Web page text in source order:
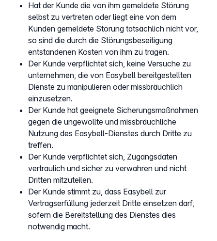
Hat der Kunde die von ihm gemeldete Störung
selbst zu vertreten oder liegt eine von dem
Kunden gemeldete Störung tatsächlich nicht vor,
so sind die durch die Störungsbeseitigung
entstandenen Kosten von ihm zu tragen.
Der Kunde verpflichtet sich, keine Versuche zu
unternehmen, die von Easybell bereitgestellten
Dienste zu manipulieren oder missbräuchlich
einzusetzen.
Der Kunde hat geeignete Sicherungsmaßnahmen
gegen die ungewollte und missbräuchliche
Nutzung des Easybell-Dienstes durch Dritte zu
treffen.
Der Kunde verpflichtet sich, Zugangsdaten
vertraulich und sicher zu verwahren und nicht
Dritten mitzuteilen.
Der Kunde stimmt zu, dass Easybell zur
Vertragserfüllung jederzeit Dritte einsetzen darf,
sofern die Bereitstellung des Dienstes dies
notwendig macht.